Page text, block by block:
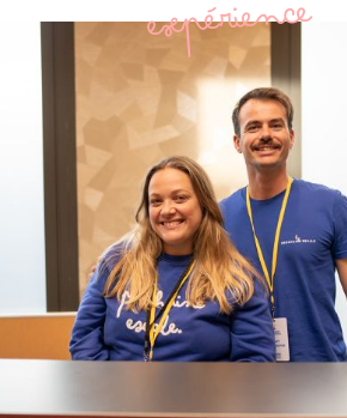
expérience